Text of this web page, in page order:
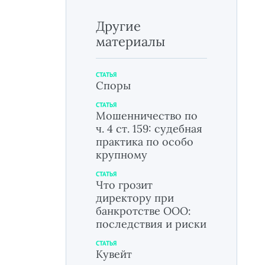
Другие
материалы
СТАТЬЯ
Споры
СТАТЬЯ
Мошенничество по
ч. 4 ст. 159: судебная
практика по особо
крупному
СТАТЬЯ
Что грозит
директору при
банкротстве ООО:
последствия и риски
СТАТЬЯ
Кувейт